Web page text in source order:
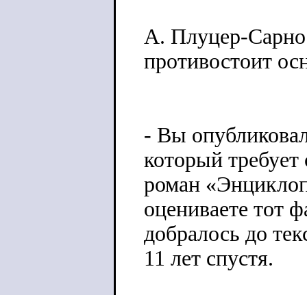
А. Плуцер-Сарно:
противостоит
- Вы
который
роман
оцениваете тот
добралось до
11 лет спустя.